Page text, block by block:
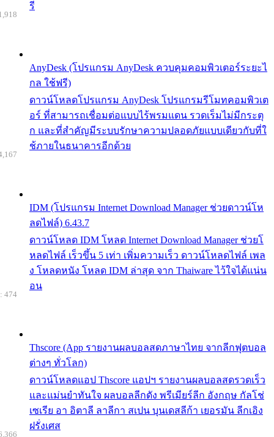
รี
AnyDesk (โปรแกรม AnyDesk ควบคุมคอมพิวเตอร์ระยะไ
กล ใช้ฟรี)
ดาวน์โหลดโปรแกรม AnyDesk โปรแกรมรีโมทคอมพิวเต
อร์ ที่สามารถเชื่อมต่อแบบไร้พรมแดน รวดเร็มไม่มีกระตุ
ก และที่สำคัญมีระบบรักษาความปลอดภัยแบบเดียวกับที่ใ
ช้ภายในธนาคารอีกด้วย
IDM (โปรแกรม Internet Download Manager ช่วยดาวน์โห
ลดไฟล์) 6.43.7
ดาวน์โหลด IDM โหลด Internet Download Manager ช่วยโ
หลดไฟล์ เร็วขึ้น 5 เท่า เพิ่มความเร็ว ดาวน์โหลดไฟล์ เพล
ง โหลดหนัง โหลด IDM ล่าสุด จาก Thaiware ไว้ใจได้แน่น
อน
Thscore (App รายงานผลบอลสดภาษาไทย จากลีกฟุตบอล
ต่างๆ ทั่วโลก)
ดาวน์โหลดแอป Thscore แอปฯ รายงานผลบอลสดรวดเร็ว
และแม่นยำทันใจ ผลบอลลีกดัง พรีเมียร์ลีก อังกฤษ กัลโช่
เซเรีย อา อิตาลี ลาลีกา สเปน บุนเดสลีก้า เยอรมัน ลีกเอิง
ฝรั่งเศส
474